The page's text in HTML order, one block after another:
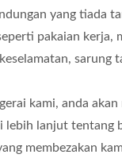
yang tiada
pakaian kerja,
sarung
kami, anda
lebih lanjut tentang
membezakan